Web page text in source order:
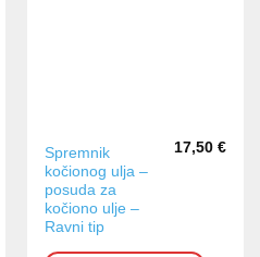
Spremnik
kočionog ulja –
posuda za
kočiono ulje –
Ravni tip
17,50 €